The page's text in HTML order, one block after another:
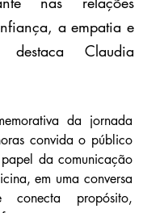
a empatia e
Claudia
da jornada
convida o público
da comunicação
em uma conversa
conecta propósito,